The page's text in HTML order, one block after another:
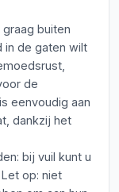
buiten
in de gaten wilt
de
eenvoudig aan
dankzij het
bij vuil kunt u
op: niet